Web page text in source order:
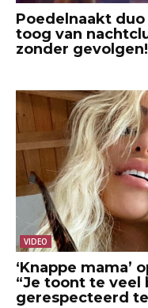
Poedelnaakt
toog van
zonder
VIDEO
‘Knappe
“Je toont te veel
gerespecteerd